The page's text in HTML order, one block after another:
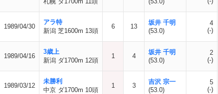
1989/04/30
アラ特
新潟 芝1600m 13頭
6 13
坂井 千明
(53.0)
4
(-)
1989/04/16
3歳上
新潟 ダ1700m 12頭
1 4
坂井 千明
(53.0)
2
(-)
1989/03/12
未勝利
中京 ダ1700m 10頭
1 3
吉沢 宗一
(53.0)
5
(-)